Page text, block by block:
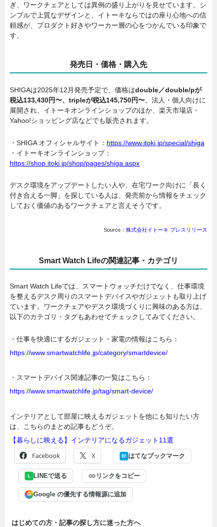
ぎ、ワークチェアとしては異例の盛り上がりを見せています。シ
ンプルで上質なデザインと、イトーキならではの座り心地への信
頼感が、プロダクト好きやワーカー層の心をつかんでいる印象で
す。
発売日・価格・購入先
SHIGAは2025年12月発売予定で、価格はdouble／double/pが
税込133,430円〜、tripleが税込145,750円〜。法人・個人向けに
展開され、イトーキオンラインショップのほか、楽天市場店・
Yahoo!ショッピング店などでも販売されます。
・SHIGA オフィシャルサイト： https://www.itoki.jp/special/shiga
・イトーキオンラインショップ：
https://shop.itoki.jp/shop/pages/shiga.aspx
デスク環境をアップデートしたい人や、在宅ワーク向けに「長く
付き合える一脚」を探している人は、発売前から情報をチェック
しておく価値のあるワークチェアと言えそうです。
Source： 株式会社イトーキ プレスリリース
Smart Watch Lifeの関連記事・カテゴリ
Smart Watch Lifeでは、スマートウォッチだけでなく、仕事環境
を整えるデスク周りのスマートデバイスやガジェットも取り上げ
ています。ワークチェアやデスク環境づくりに興味のある方は、
以下のカテゴリ・タグもあわせてチェックしてみてください。
・仕事を快適にするガジェット・家電の情報はこちら：
https://www.smartwatchlife.jp/category/smartdevice/
・スマートデバイス関連記事の一覧はこちら：
https://www.smartwatchlife.jp/tag/smart-device/
インテリアとして部屋に映えるガジェットを他にも知りたい方
は、こちらのまとめ記事もどうぞ。
【暮らしに映える】インテリアになるガジェット11選
Facebook X B! はてなブックマーク
L LINEで送る リンクをコピー
G Google の優先する情報源に追加
はじめての方・記事の探し方に迷った方へ